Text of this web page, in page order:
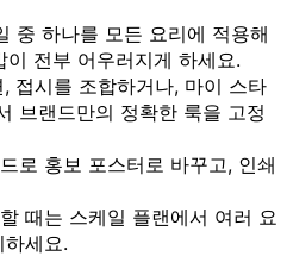
중 하나를 모든 요리에 적용해
이 전부 어우러지게 하세요.
접시를 조합하거나, 마이 스타
브랜드만의 정확한 룩을 고정
로 홍보 포스터로 바꾸고, 인쇄
때는 스케일 플랜에서 여러 요
세요.